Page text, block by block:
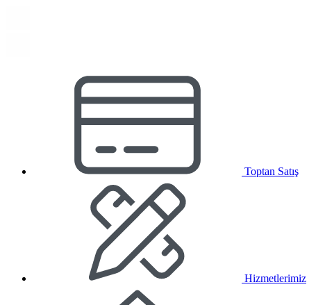
Toptan Satış
Hizmetlerimiz